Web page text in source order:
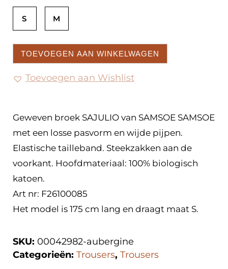
S M
TOEVOEGEN AAN WINKELWAGEN
Toevoegen aan Wishlist
Geweven broek SAJULIO van SAMSOE SAMSOE
met een losse pasvorm en wijde pijpen.
Elastische tailleband. Steekzakken aan de
voorkant. Hoofdmateriaal: 100% biologisch
katoen.
Art nr: F26100085
Het model is 175 cm lang en draagt ​​maat S.
SKU: 00042982-aubergine
Categorieën: Trousers, Trousers